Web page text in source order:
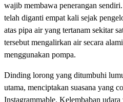
wajib membawa penerangan
telah diganti empat kali sejak
atas pipa air yang tertanam sekitar
tersebut mengalirkan air secara
menggunakan pompa.
Dinding lorong yang ditumbuhi
utama, menciptakan suasana yang
Instagrammable. Kelembaban